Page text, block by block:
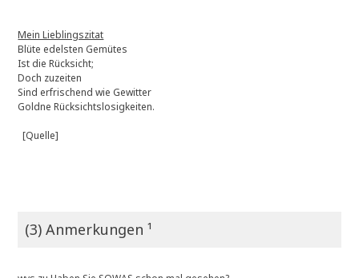
Mein Lieblingszitat
Blüte edelsten Gemütes
Ist die Rücksicht;
Doch zuzeiten
Sind erfrischend wie Gewitter
Goldne Rücksichtslosigkeiten.
[Quelle]
(3) Anmerkungen ¹